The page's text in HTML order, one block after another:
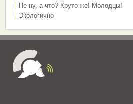
Не ну, а что? Круто же! Молодцы!
Экологично